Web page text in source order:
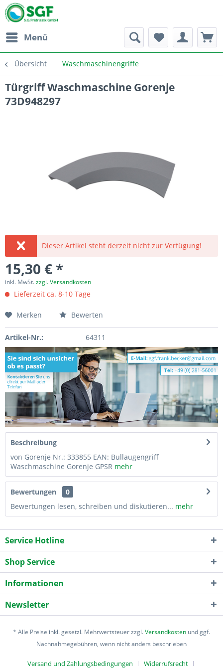
Menü
Übersicht Waschmaschinengriffe
Türgriff Waschmaschine Gorenje
73D948297
Dieser Artikel steht derzeit nicht zur Verfügung!
15,30 € *
inkl. MwSt.zzgl. Versandkosten
Lieferzeit ca. 8-10 Tage
Merken Bewerten
Artikel-Nr.: 64311
Beschreibung
von Gorenje Nr.: 333855 EAN: Bullaugengriff
Waschmaschine Gorenje GPSR mehr
Bewertungen
0
Bewertungen lesen, schreiben und diskutieren... mehr
Service Hotline
Shop Service
Informationen
Newsletter
* Alle Preise inkl. gesetzl. Mehrwertsteuer zzgl.Versandkosten und ggf.
Nachnahmegebühren, wenn nicht anders beschrieben
Versand und Zahlungsbedingungen Widerrufsrecht